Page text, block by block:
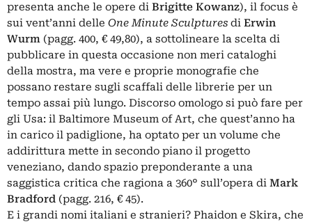
presenta anche le opere di Brigitte Kowanz), il focus è
sui vent’anni delle One Minute Sculptures di Erwin
Wurm (pagg. 400, € 49,80), a sottolineare la scelta di
pubblicare in questa occasione non meri cataloghi
della mostra, ma vere e proprie monografie che
possano restare sugli scaffali delle librerie per un
tempo assai più lungo. Discorso omologo si può fare per
gli Usa: il Baltimore Museum of Art, che quest’anno ha
in carico il padiglione, ha optato per un volume che
addirittura mette in secondo piano il progetto
veneziano, dando spazio preponderante a una
saggistica critica che ragiona a 360° sull’opera di Mark
Bradford (pagg. 216, € 45).
E i grandi nomi italiani e stranieri? Phaidon e Skira, che